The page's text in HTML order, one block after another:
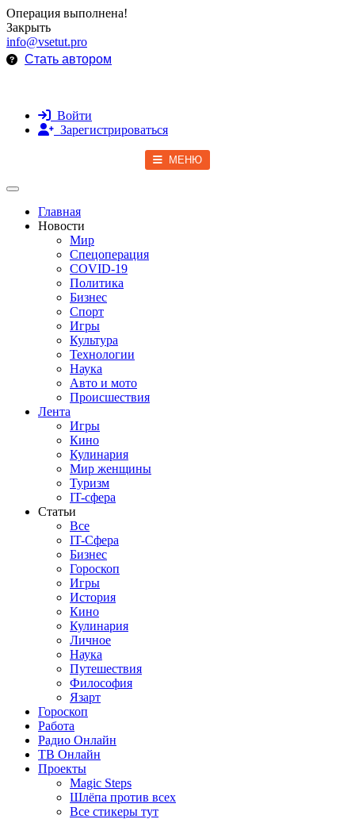
Операция выполнена!
Закрыть
info@vsetut.pro
Стать автором
Войти
Зарегистрироваться
МЕНЮ
Toggle navigation
Главная
Новости
Мир
Спецоперация
COVID-19
Политика
Бизнес
Спорт
Игры
Культура
Технологии
Наука
Авто и мото
Происшествия
Лента
Игры
Кино
Кулинария
Мир женщины
Туризм
IT-сфера
Статьи
Все
IT-Сфера
Бизнес
Гороскоп
Игры
История
Кино
Кулинария
Личное
Наука
Путешествия
Философия
Язарт
Гороскоп
Работа
Радио Онлайн
ТВ Онлайн
Проекты
Magic Steps
Шлёпа против всех
Все стикеры тут